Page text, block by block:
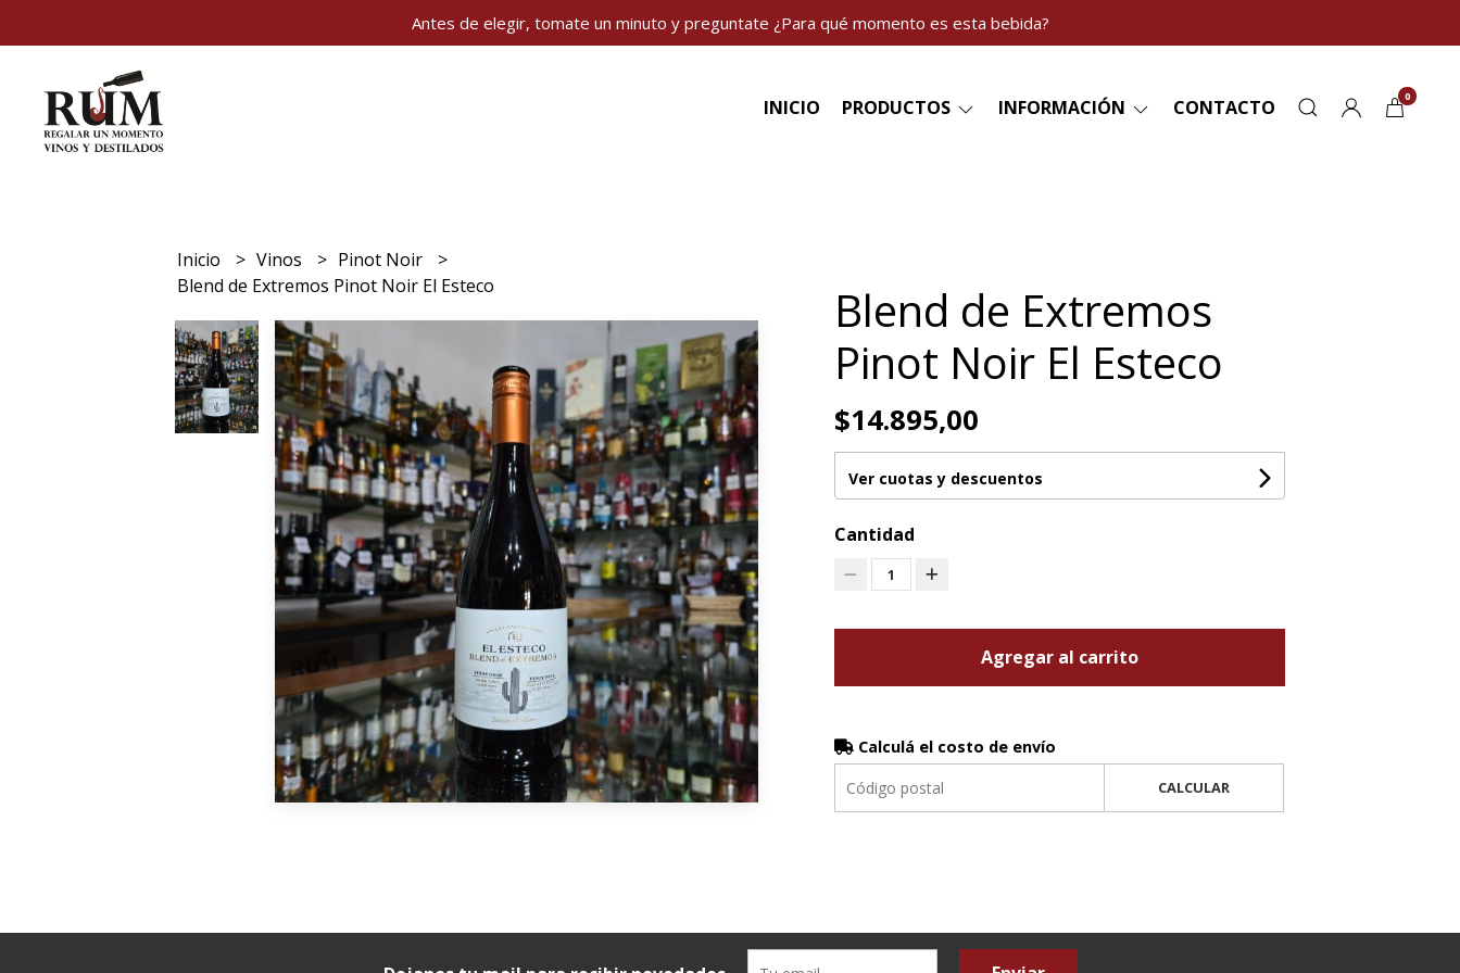
Antes de elegir, tomate un minuto y preguntate ¿Para qué momento es esta bebida?
INICIO PRODUCTOS INFORMACIÓN CONTACTO 0
Inicio Vinos
Pinot Noir
Blend de Extremos Pinot Noir El Esteco
Blend de Extremos
Pinot Noir El Esteco
$14.895,00
Ver cuotas y descuentos
Cantidad
1
Agregar al carrito
Calculá el costo de envío
CALCULAR